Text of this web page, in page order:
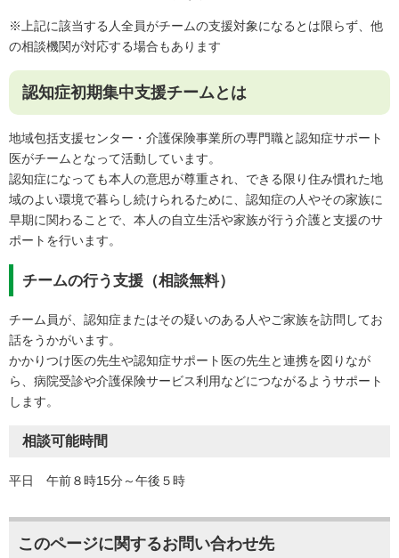
※上記に該当する人全員がチームの支援対象になるとは限らず、他
の相談機関が対応する場合もあります
認知症初期集中支援チームとは
地域包括支援センター・介護保険事業所の専門職と認知症サポート
医がチームとなって活動しています。
認知症になっても本人の意思が尊重され、できる限り住み慣れた地
域のよい環境で暮らし続けられるために、認知症の人やその家族に
早期に関わることで、本人の自立生活や家族が行う介護と支援のサ
ポートを行います。
チームの行う支援（相談無料）
チーム員が、認知症またはその疑いのある人やご家族を訪問してお
話をうかがいます。
かかりつけ医の先生や認知症サポート医の先生と連携を図りなが
ら、病院受診や介護保険サービス利用などにつながるようサポート
します。
相談可能時間
平日 午前８時15分～午後５時
このページに関するお問い合わせ先